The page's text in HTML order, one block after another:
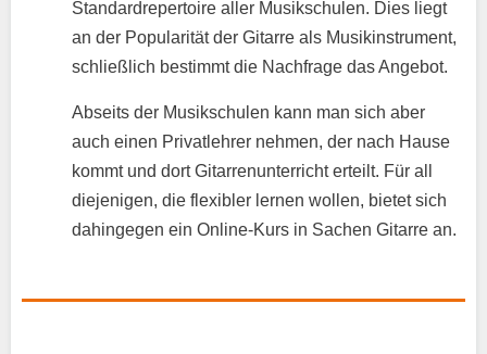
Standardrepertoire aller Musikschulen. Dies liegt
an der Popularität der Gitarre als Musikinstrument,
schließlich bestimmt die Nachfrage das Angebot.
Abseits der Musikschulen kann man sich aber
auch einen Privatlehrer nehmen, der nach Hause
kommt und dort Gitarrenunterricht erteilt. Für all
diejenigen, die flexibler lernen wollen, bietet sich
dahingegen ein Online-Kurs in Sachen Gitarre an.